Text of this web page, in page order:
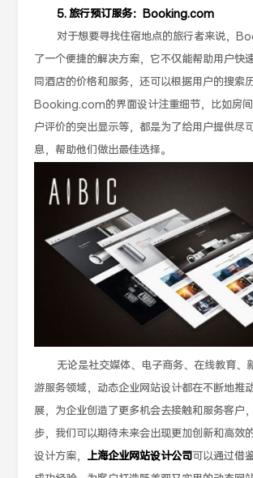
5. 旅行预订服务：Booking.com
对于想要寻找住宿地点的旅行者来说，
了一个便捷的解决方案，它不仅能帮助用户快
同酒店的价格和服务，还可以根据用户的搜索
Booking.com的界面设计注重细节，比如房
户评价的突出显示等，都是为了给用户提供尽
息，帮助他们做出最佳选择。
无论是社交媒体、电子商务、在线教育、
游服务领域，动态企业网站设计都在不断地推
展，为企业创造了更多机会去接触和服务客户
步，我们可以期待未来会出现更加创新和高效
设计方案， 上海企业网站设计公司可以通过借